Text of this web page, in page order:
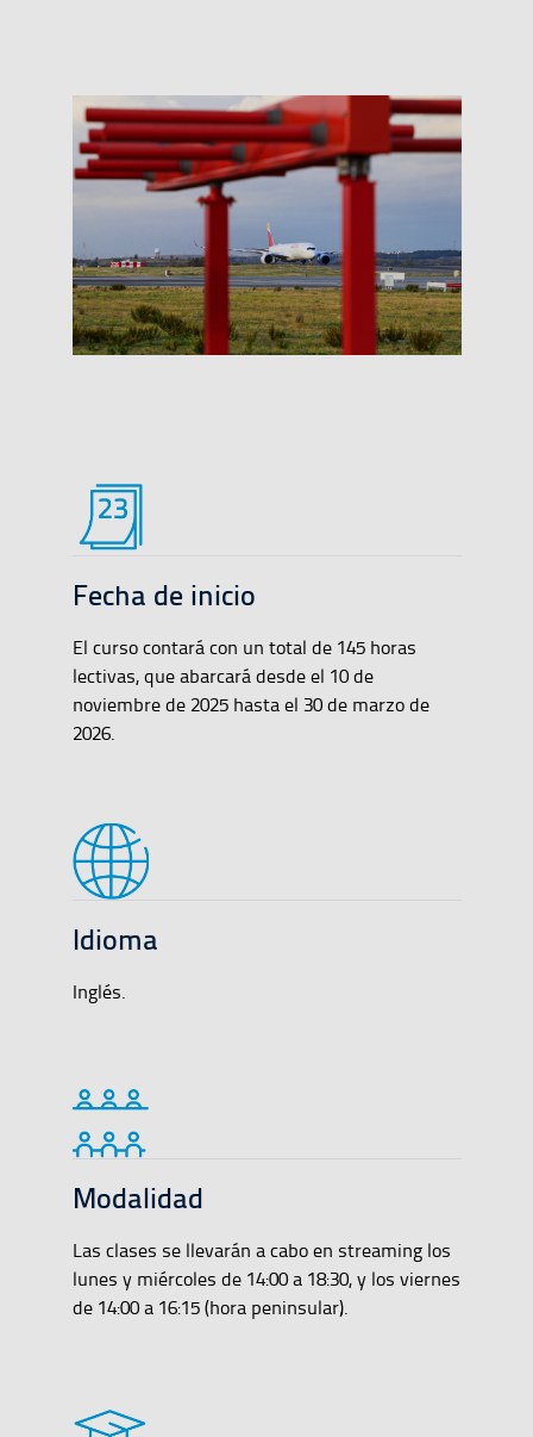
Fecha de inicio
El curso contará con un total de 145 horas
lectivas, que abarcará desde el 10 de
noviembre de 2025 hasta el 30 de marzo de
2026.
Idioma
Inglés.
Modalidad
Las clases se llevarán a cabo en streaming los
lunes y miércoles de 14:00 a 18:30, y los viernes
de 14:00 a 16:15 (hora peninsular).